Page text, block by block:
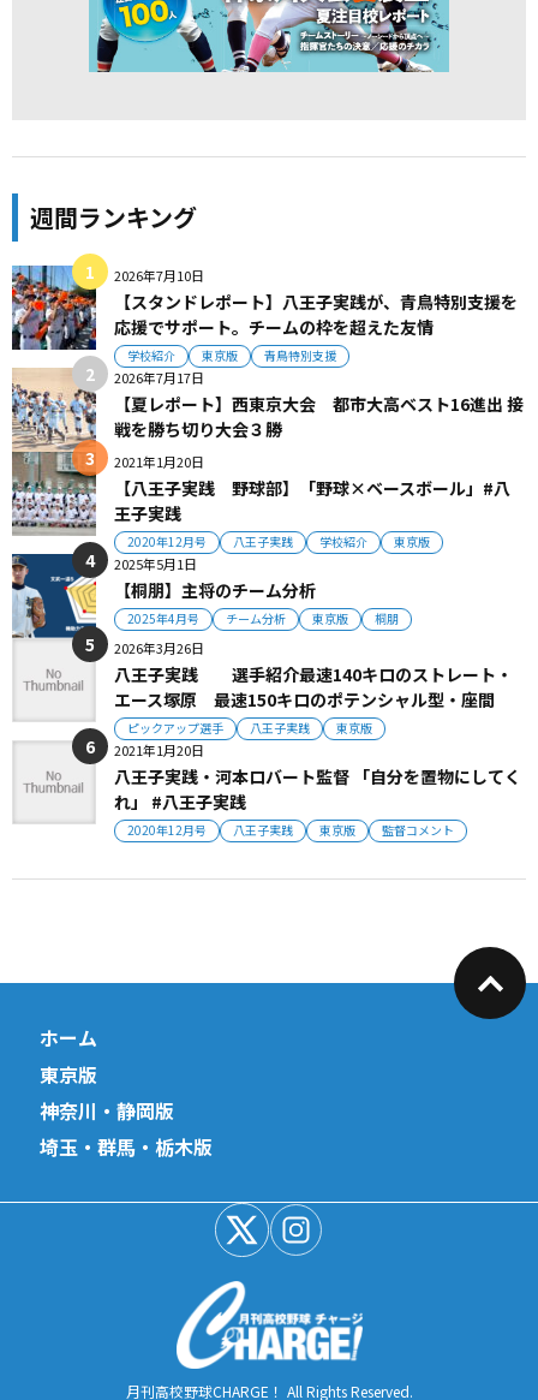
週間ランキング
2026年7月10日
【スタンドレポート】八王子実践が、青鳥特別支援を
応援でサポート。チームの枠を超えた友情
学校紹介 東京版 青鳥特別支援
2026年7月17日
【夏レポート】西東京大会 都市大高ベスト16進出 接
戦を勝ち切り大会３勝
2021年1月20日
【八王子実践 野球部】「野球×ベースボール」#八
王子実践
2020年12月号 八王子実践 学校紹介 東京版
2025年5月1日
【桐朋】主将のチーム分析
2025年4月号 チーム分析 東京版 桐朋
2026年3月26日
八王子実践 選手紹介最速140キロのストレート・
エース塚原 最速150キロのポテンシャル型・座間
ピックアップ選手 八王子実践 東京版
2021年1月20日
八王子実践・河本ロバート監督 「自分を置物にしてく
れ」 #八王子実践
2020年12月号 八王子実践 東京版 監督コメント
ホーム
東京版
神奈川・静岡版
埼玉・群馬・栃木版
月刊高校野球CHARGE！ All Rights Reserved.